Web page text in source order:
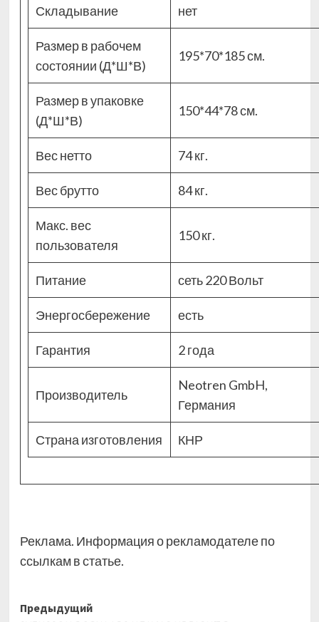
Складывание нет
Размер в рабочем
состоянии (Д*Ш*В)
195*70*185 см.
Размер в упаковке
(Д*Ш*В)
150*44*78 см.
Вес нетто 74 кг.
Вес брутто 84 кг.
Макс. вес
пользователя
150 кг.
Питание сеть 220 Вольт
Энергосбережение есть
Гарантия 2 года
Производитель
Neotren GmbH,
Германия
Страна изготовления КНР
Реклама. Информация о рекламодателе по
ссылкам в статье.
Навигация
Предыдущий